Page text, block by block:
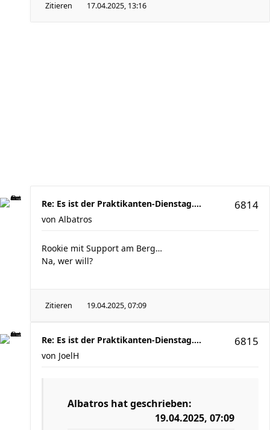
Zitieren 17.04.2025, 13:16
Re: Es ist der Praktikanten-Dienstag.... 6814
von Albatros
Rookie mit Support am Berg…
Na, wer will?
Zitieren 19.04.2025, 07:09
Re: Es ist der Praktikanten-Dienstag.... 6815
von JoelH
Albatros hat geschrieben:
19.04.2025, 07:09